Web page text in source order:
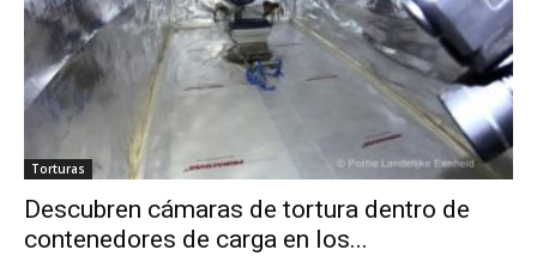
Digital
Torturas
Descubren cámaras de tortura dentro de
contenedores de carga en los...